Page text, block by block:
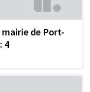
mairie de Port-
4